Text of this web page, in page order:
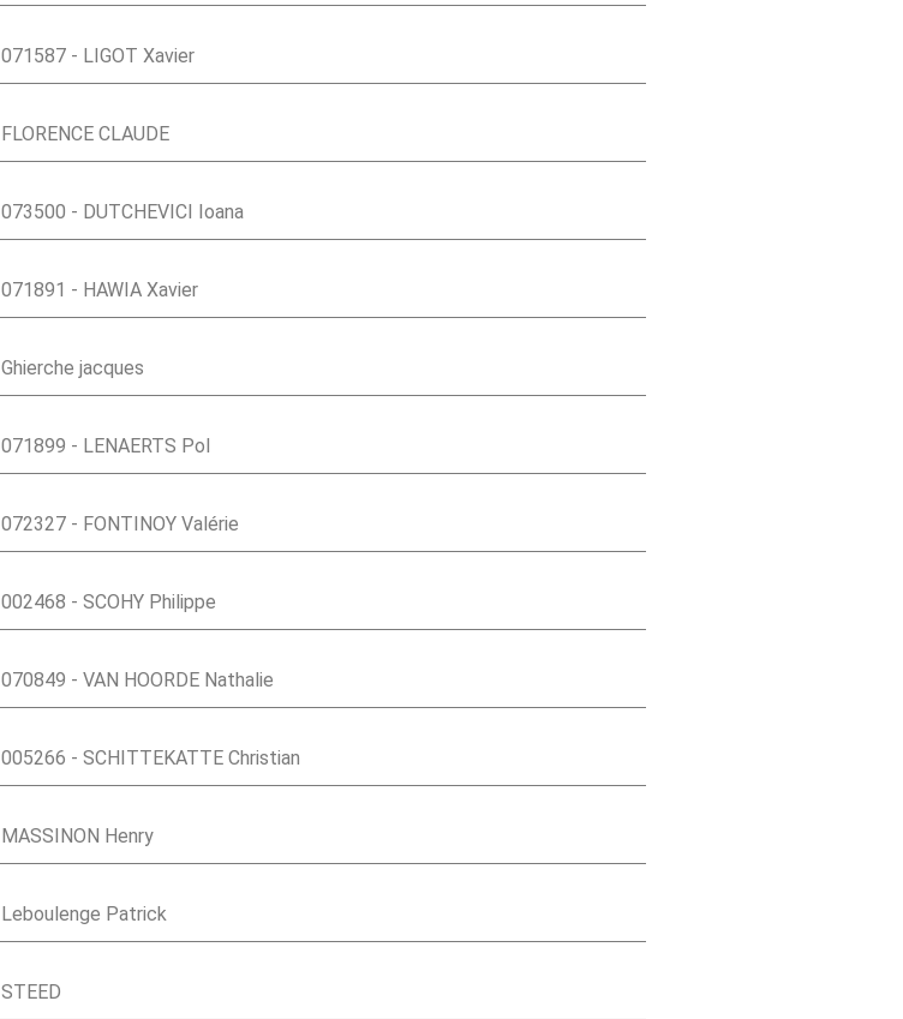
071587 - LIGOT Xavier
FLORENCE CLAUDE
073500 - DUTCHEVICI Ioana
071891 - HAWIA Xavier
Ghierche jacques
071899 - LENAERTS Pol
072327 - FONTINOY Valérie
002468 - SCOHY Philippe
070849 - VAN HOORDE Nathalie
005266 - SCHITTEKATTE Christian
MASSINON Henry
Leboulenge Patrick
STEED